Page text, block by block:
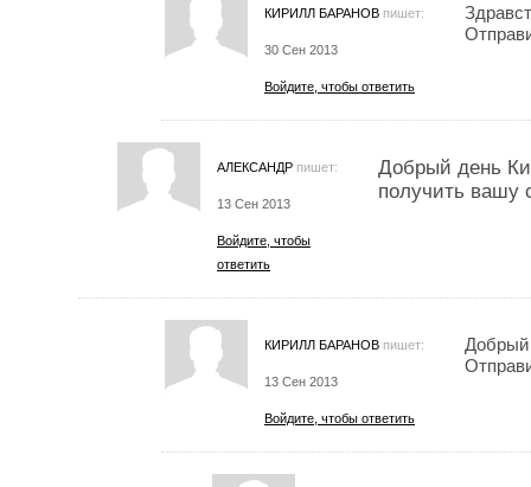
КИРИЛЛ БАРАНОВ пишет:
30 Сен 2013
Войдите, чтобы ответить
АЛЕКСАНДР пишет:
13 Сен 2013
Войдите, чтобы
ответить
Добрый день
получить вашу
КИРИЛЛ БАРАНОВ пишет:
13 Сен 2013
Войдите, чтобы ответить
Добрый